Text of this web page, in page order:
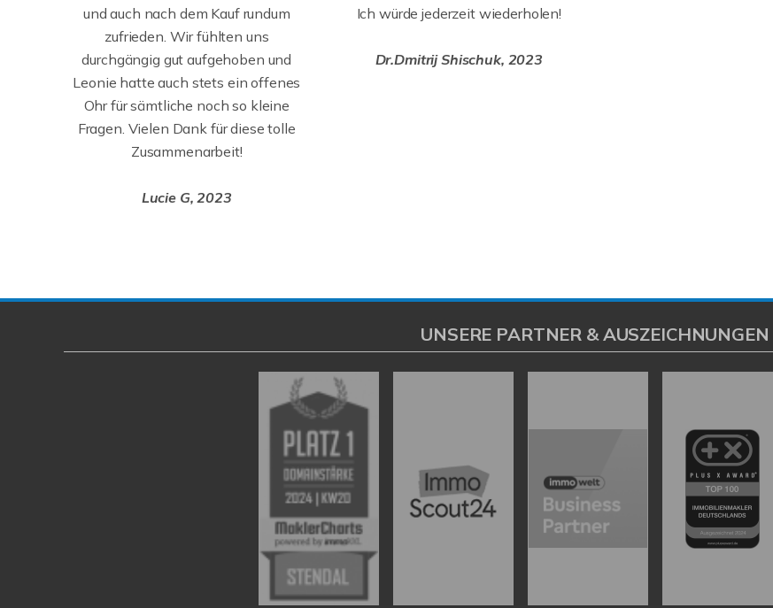
und auch nach dem Kauf rundum
zufrieden. Wir fühlten uns
durchgängig gut aufgehoben und
Leonie hatte auch stets ein offenes
Ohr für sämtliche noch so kleine
Fragen. Vielen Dank für diese tolle
Zusammenarbeit!
Lucie G, 2023
Ich würde jederzeit wiederholen!
Dr.Dmitrij Shischuk, 2023
UNSERE PARTNER & AUSZEICHNUNGEN